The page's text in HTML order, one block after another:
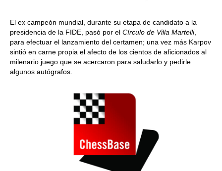
El ex campeón mundial, durante su etapa de candidato a la
presidencia de la FIDE, pasó por el Círculo de Villa Martelli,
para efectuar el lanzamiento del certamen; una vez más Karpov
sintió en carne propia el afecto de los cientos de aficionados al
milenario juego que se acercaron para saludarlo y pedirle
algunos autógrafos.